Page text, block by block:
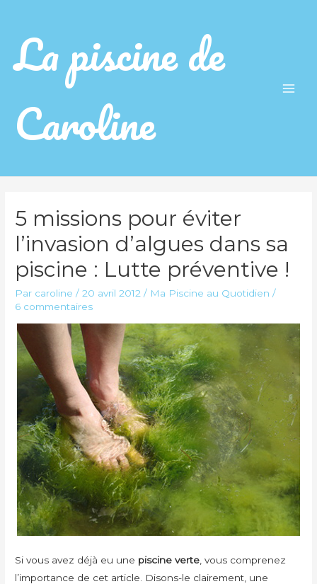
La piscine de
Caroline
5 missions pour éviter
l’invasion d’algues dans sa
piscine : Lutte préventive !
Par caroline /20 avril 2012 / Ma Piscine au Quotidien /
6 commentaires
Si vous avez déjà eu une piscine verte , vous comprenez
l’importance de cet article. Disons-le clairement, une